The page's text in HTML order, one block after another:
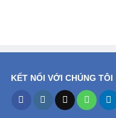
KẾT NỐI VỚI CHÚNG TÔI